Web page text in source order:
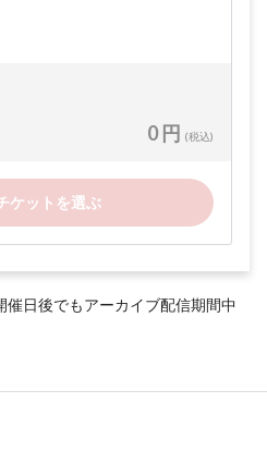
0 円 (税込)
ケットを選ぶ
日後でもアーカイブ配信期間中